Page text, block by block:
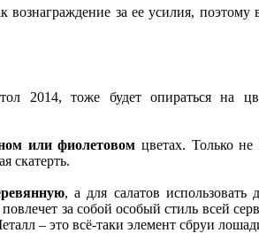
вознаграждение за ее усилия,
2014, тоже будет опираться на
или фиолетовом цветах. Только
скатерть.
, а для салатов
за собой особый стиль всей
– это всё-таки элемент сбруи